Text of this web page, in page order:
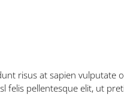
risus at sapien vulputate
felis pellentesque elit, ut